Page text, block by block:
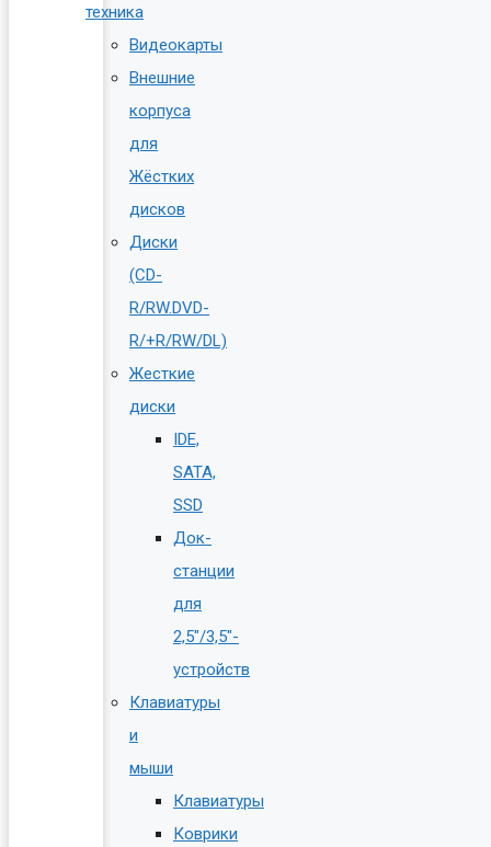
техника
Видеокарты
Внешние
корпуса
для
Жёстких
дисков
Диски
(CD-
R/RW.DVD-
R/+R/RW/DL)
Жесткие
диски
IDE,
SATA,
SSD
Док-
станции
для
2,5″/3,5″-
устройств
Клавиатуры
и
мыши
Клавиатуры
Коврики